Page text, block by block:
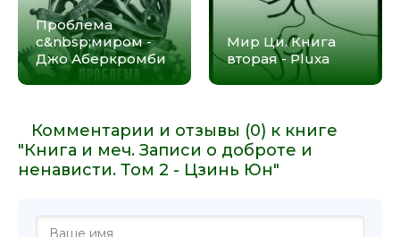
Проблема
с&nbsp;миром -
Джо Аберкромби
Мир Ци. Книга
вторая - Pluxa
Комментарии и отзывы (0) к книге
"Книга и меч. Записи о доброте и
ненависти. Том 2 - Цзинь Юн"